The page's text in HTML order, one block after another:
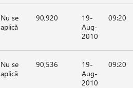
Nu se
aplică
90,920
19-
Aug-
2010
09:20
Nu se
aplică
90,536
19-
Aug-
2010
09:20